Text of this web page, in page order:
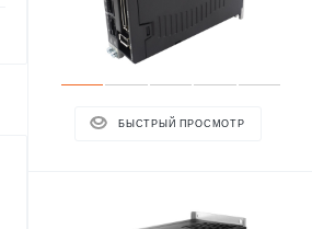
БЫСТРЫЙ ПРОСМОТР